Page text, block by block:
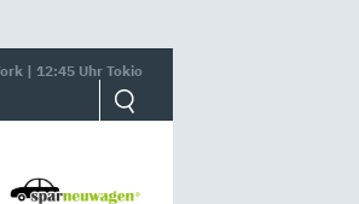
| 12:45 Uhr Tokio